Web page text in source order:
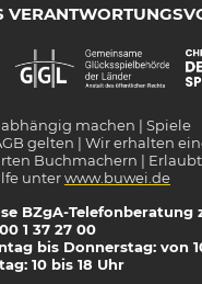
abhängig machen | Spiele
gelten | Wir erhalten
Buchmachern |
unterwww.buwei.de
BZgA-Telefonberatung
1 37 27 00
bis Donnerstag: von
10 bis 18 Uhr